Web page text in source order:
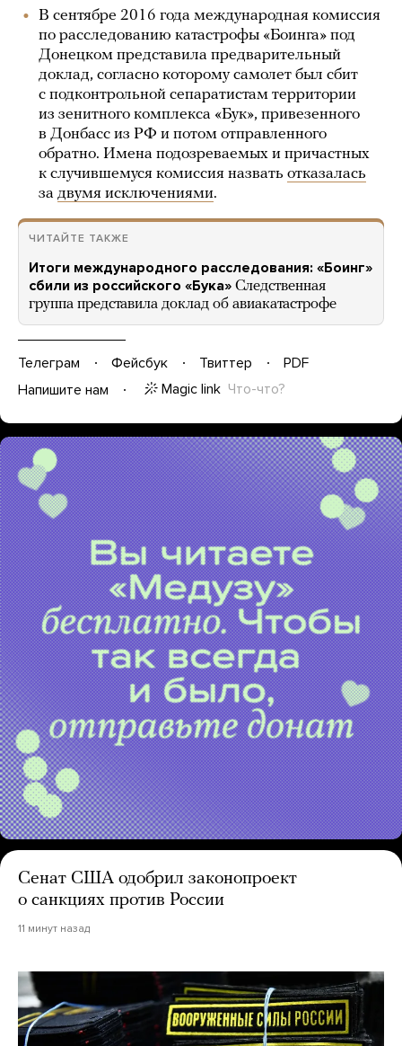
В сентябре 2016 года международная комиссия
по расследованию катастрофы «Боинга» под
Донецком представила предварительный
доклад, согласно которому самолет был сбит
с подконтрольной сепаратистам территории
из зенитного комплекса «Бук», привезенного
в Донбасс из РФ и потом отправленного
обратно. Имена подозреваемых и причастных
к случившемуся комиссия назвать отказалась
за двумя исключениями.
ЧИТАЙТЕ ТАКЖЕ
Итоги международного расследования: «Боинг»
сбили из российского «Бука» Следственная
группа представила доклад об авиакатастрофе
Телеграм Фейсбук Твиттер
PDF
Напишите нам
Magic link Что-что?
Сенат США одобрил законопроект
о санкциях против России
11 минут назад